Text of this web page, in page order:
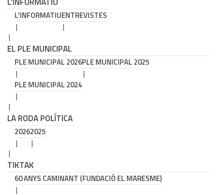
L'INFORMATIUENTREVISTES
EL PLE MUNICIPAL
PLE MUNICIPAL 2026PLE MUNICIPAL 2025
PLE MUNICIPAL 2024
LA RODA POLÍTICA
20262025
TIKTAK
60 ANYS CAMINANT (FUNDACIÓ EL MARESME)